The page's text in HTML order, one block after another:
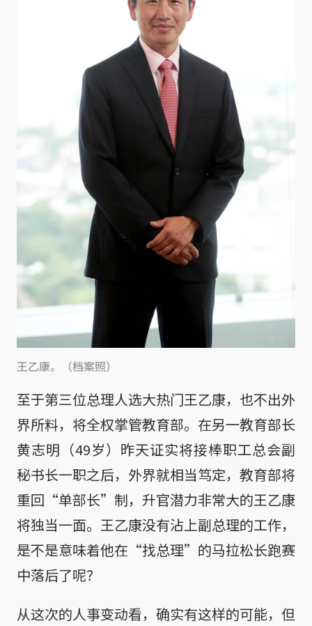
王乙康。（档案照）
至于第三位总理人选大热门王乙康，也不出外
界所料，将全权掌管教育部。在另一教育部长
黄志明（49岁）昨天证实将接棒职工总会副
秘书长一职之后，外界就相当笃定，教育部将
重回“单部长”制，升官潜力非常大的王乙康
将独当一面。王乙康没有沾上副总理的工作，
是不是意味着他在“找总理”的马拉松长跑赛
中落后了呢？
从这次的人事变动看，确实有这样的可能，但